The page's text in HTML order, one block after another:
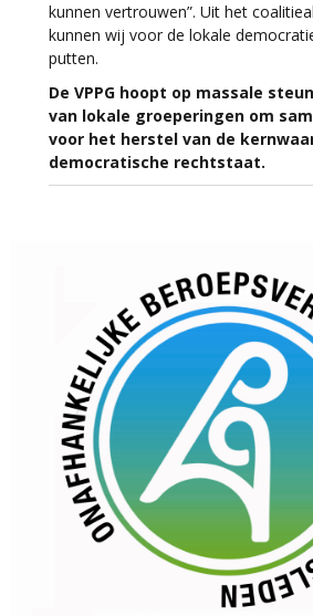
kunnen vertrouwen”. Uit het
kunnen wij voor de lokale
putten.
De VPPG hoopt op massale
van lokale groeperingen om
voor het herstel van de
democratische rechtstaat.